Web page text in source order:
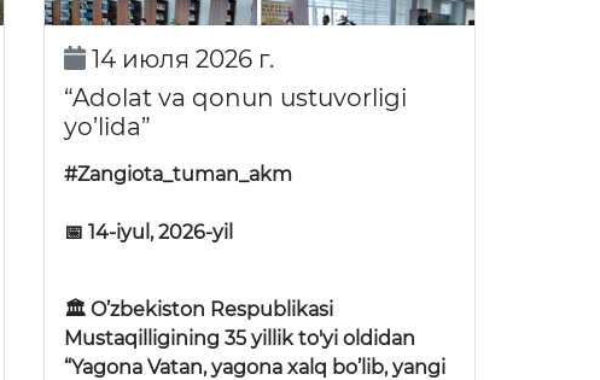
14 июля 2026 г.
“Adolat va qonun ustuvorligi
yo’lida”
#Zangiota_tuman_akm
📅 14-iyul, 2026-yil
🏛 O’zbekiston Respublikasi
Mustaqilligining 35 yillik to'yi oldidan
“Yagona Vatan, yagona xalq bo’lib, yangi